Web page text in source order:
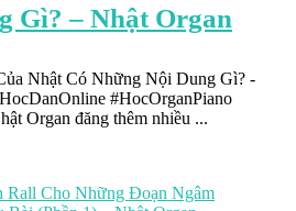
Gì? – Nhật Organ
Nhật Có Những Nội Dung Gì? -
#HocOrganPiano
Organ đăng thêm nhiều ...